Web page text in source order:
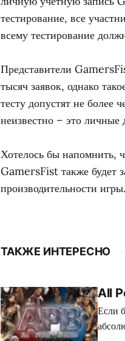
тестирование, все
всему тестирование
Представители
тысяч заявок, однако
тесту допустят не
неизвестно – это личные
Хотелось бы напомнить,
GamersFist также будет
производительности игры.
ТАКЖЕ ИНТЕРЕСНО
All
Если